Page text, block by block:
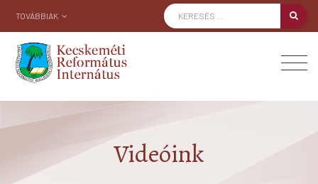
TOVÁBBIAK
Videóink